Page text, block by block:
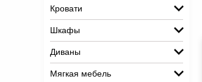
Кровати
Шкафы
Диваны
Мягкая мебель